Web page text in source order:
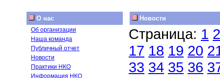
О нас
Об организации
Наша команда
Публичный отчет
Новости
Практики НКО
Информация НКО
Новости
Страница: 1 2
17 18 19 20
33 34 35 36